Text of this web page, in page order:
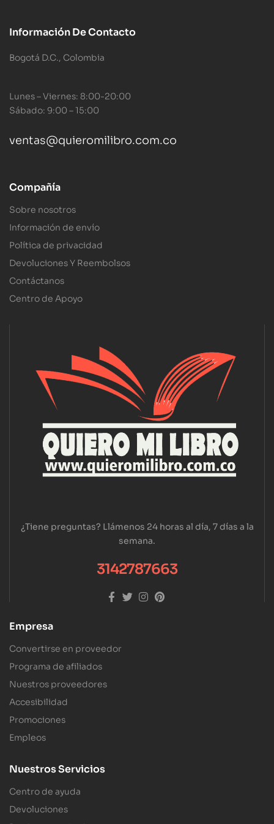
Información De Contacto
Bogotá D.C., Colombia
Lunes – Viernes: 8:00-20:00
Sábado: 9:00 – 15:00
ventas@quieromilibro.com.co
Compañía
Sobre nosotros
Información de envío
Política de privacidad
Devoluciones Y Reembolsos
Contáctanos
Centro de Apoyo
¿Tiene preguntas? Llámenos 24 horas al día, 7 días a la
semana.
3142787663
Empresa
Convertirse en proveedor
Programa de afiliados
Nuestros proveedores
Accesibilidad
Promociones
Empleos
Nuestros Servicios
Centro de ayuda
Devoluciones